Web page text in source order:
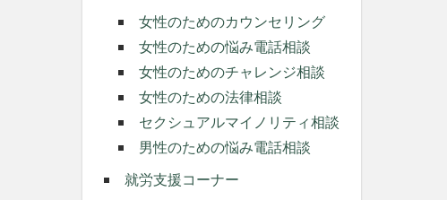
女性のためのカウンセリング
女性のための悩み電話相談
女性のためのチャレンジ相談
女性のための法律相談
セクシュアルマイノリティ相談
男性のための悩み電話相談
就労支援コーナー